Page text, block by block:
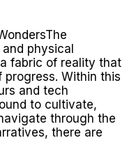
physical
fabric of reality that
Within this
and tech
to cultivate,
through the
there are